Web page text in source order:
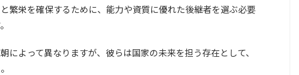
繁栄を確保するために、能力や資質に優れた後継者を選ぶ必要
によって異なりますが、彼らは国家の未来を担う存在として、